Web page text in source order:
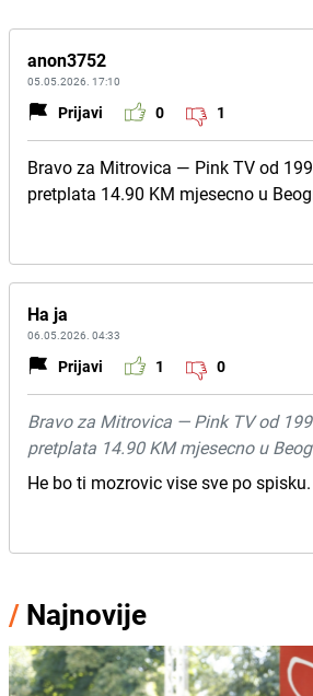
anon3752
05.05.2026. 17:10
Prijavi 0 1
Bravo za Mitrovica — Pink TV od
pretplata 14.90 KM mjesecno u
Ha ja
06.05.2026. 04:33
Prijavi 1 0
Bravo za Mitrovica — Pink TV od
pretplata 14.90 KM mjesecno u
He bo ti mozrovic vise sve po spisku.
/ Najnovije